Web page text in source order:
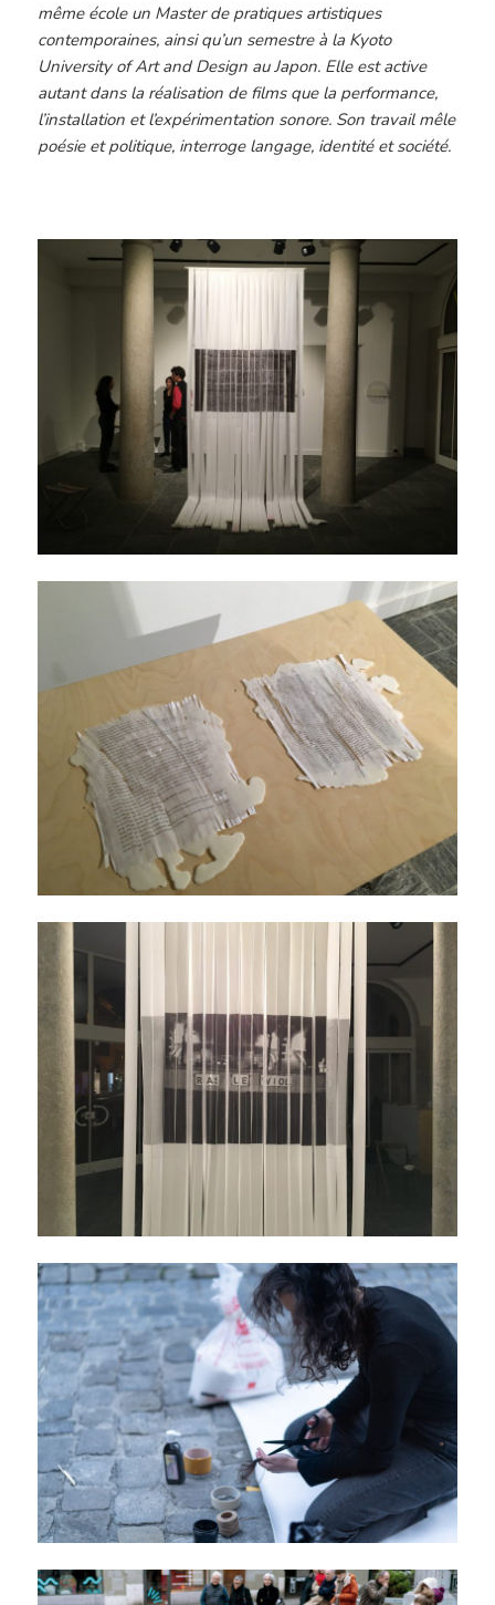
même école un Master de pratiques artistiques
contemporaines, ainsi qu’un semestre à la Kyoto
University of Art and Design au Japon. Elle est active
autant dans la réalisation de films que la performance,
l’installation et l’expérimentation sonore. Son travail mêle
poésie et politique, interroge langage, identité et société.